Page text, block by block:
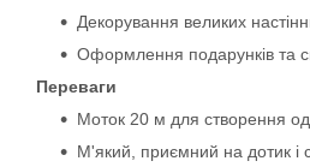
Декорування великих
Оформлення подарунків та
Переваги
Моток 20 м для створення
М'який, приємний на дотик і